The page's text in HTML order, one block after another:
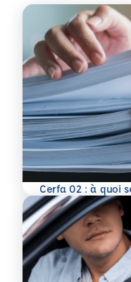
Cerfa 02 : à quoi
En savoir plus